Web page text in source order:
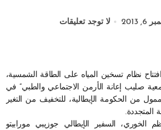
2013 لا توجد تعليقات
صليب إعانة الأرمن الاجتماعي والطبي” في
من الحكومة الإيطالية، للتخفيف من التغير
المتجددة.
الخوري، السفير الإيطالي جوزيبي مورابيتو